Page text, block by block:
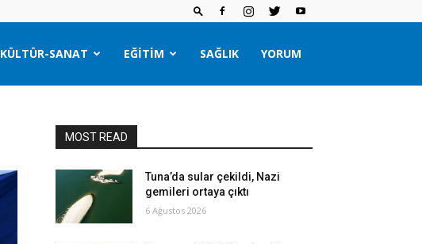
KÜLTÜR-SANAT EĞITIM SAĞLIK YORUM
MOST READ
Tuna’da sular çekildi, Nazi
gemileri ortaya çıktı
6 Ağustos 2026